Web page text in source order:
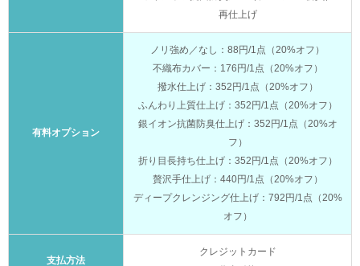
再仕上げ
有料オプション
ノリ強め／なし：88円/1点（20%オフ）
不織布カバー：176円/1点（20%オフ）
撥水仕上げ：352円/1点（20%オフ）
ふんわり上質仕上げ：352円/1点（20%オフ）
銀イオン抗菌防臭仕上げ：352円/1点（20%オ
フ）
折り目長持ち仕上げ：352円/1点（20%オフ）
贅沢手仕上げ：440円/1点（20%オフ）
ディープクレンジング仕上げ：792円/1点（20%
オフ）
支払方法
クレジットカード